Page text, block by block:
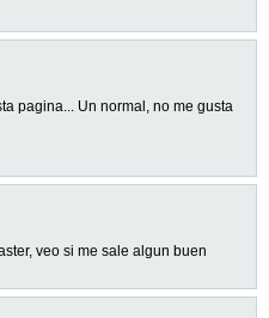
pagina... Un normal, no me gusta
veo si me sale algun buen